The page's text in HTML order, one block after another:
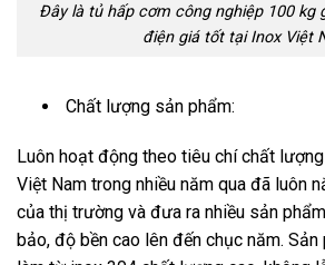
Đây là tủ hấp cơm công nghiệp 100 kg
điện giá tốt tại Inox Việt
Chất lượng sản phẩm:
Luôn hoạt động theo tiêu chí chất
Việt Nam trong nhiều năm qua đã luôn
của thị trường và đưa ra nhiều sản
bảo, độ bền cao lên đến chục năm.